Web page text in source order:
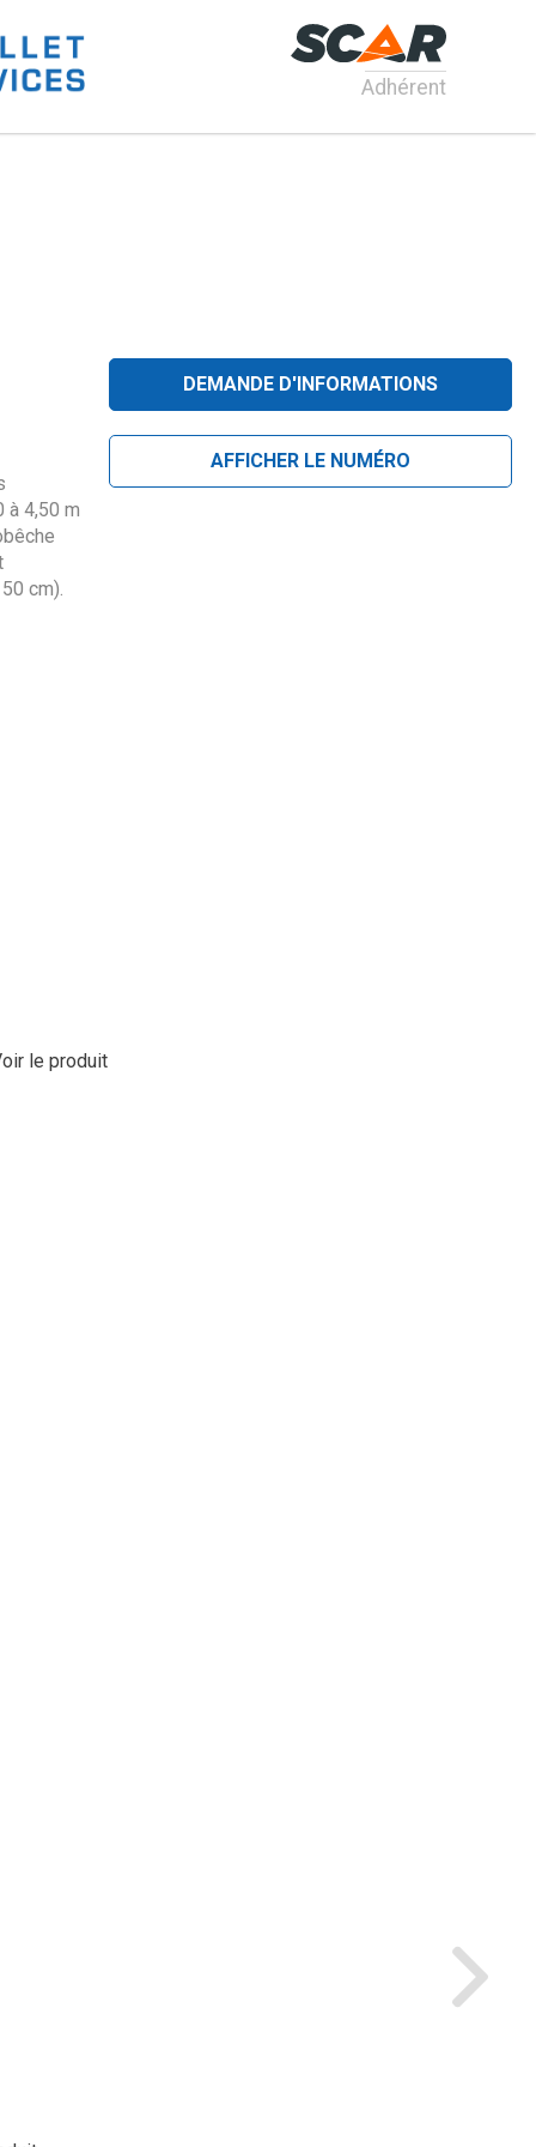
Adhérent
à 4,50 m
cm).
DEMANDE D'INFORMATIONS
AFFICHER LE NUMÉRO
le produit